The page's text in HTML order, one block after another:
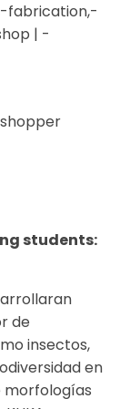
fabrication,-
| -
students:
de
insectos,
en
morfologías